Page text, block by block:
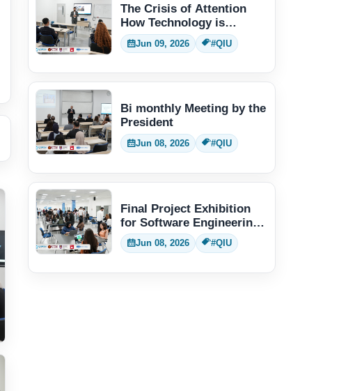
The Crisis of Attention
How Technology is
Changing Human Thinking
Jun 09, 2026 #QIU
Bi monthly Meeting by the
President
Jun 08, 2026 #QIU
Final Project Exhibition
for Software Engineering
students
Jun 08, 2026 #QIU